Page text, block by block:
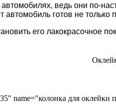
автомобилях, ведь они
готов не
его лакокрасочное
для оклейки